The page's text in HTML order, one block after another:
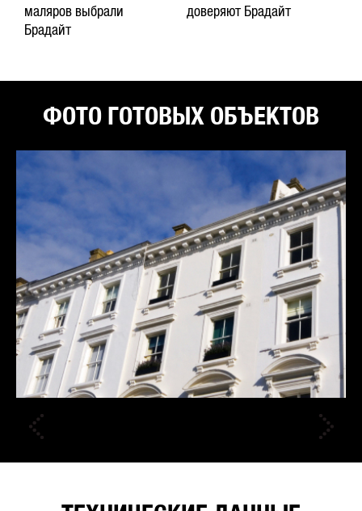
маляров выбрали
Брадайт
доверяют Брадайт
ФОТО ГОТОВЫХ ОБЪЕКТОВ